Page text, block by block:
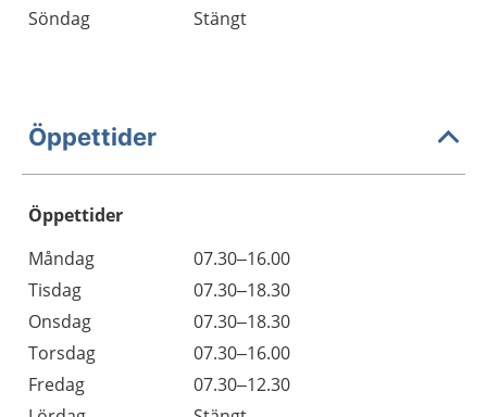
Söndag
Stängt
Öppettider
Öppettider
Dag
Öppettider
Kommentarer
Måndag
07.30–16.00
Tisdag
07.30–18.30
Onsdag
07.30–18.30
Torsdag
07.30–16.00
Fredag
07.30–12.30